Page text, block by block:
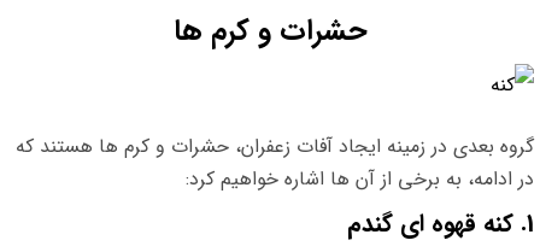
حشرات و کرم ها
گروه بعدی در زمینه ایجاد آفات زعفران، حشرات و کرم ها هستند که
در ادامه، به برخی از آن ها اشاره خواهیم کرد:
1. کنه قهوه ای گندم